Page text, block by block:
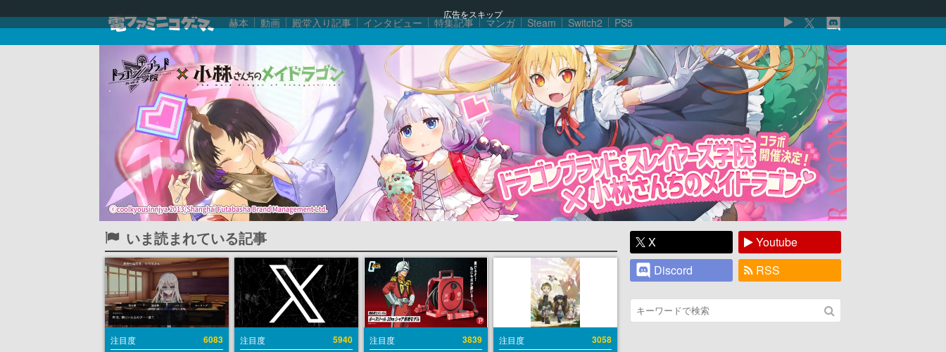
広告をスキップ
赫本 動画 殿堂入り記事 インタビュー 特集記事 マンガ Steam Switch2 PS5
いま読まれている記事
注目度 6083 注目度 5940 注目度 3839 注目度 3058
X
Youtube
Discord
RSS